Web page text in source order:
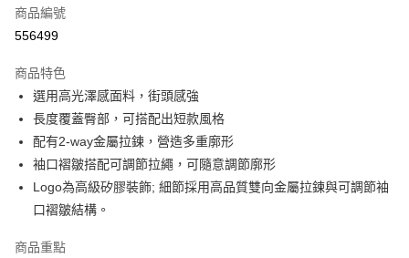
Apple Pay
AlipayHK
WeChat Pay
送貨方式
商品編號
556499
商品特色
選用高光澤感面料，街頭感強
長度覆蓋臀部，可搭配出短款風格
配有2-way金屬拉鍊，營造多重廓形
袖口褶皺搭配可調節拉繩，可隨意調節廓形
Logo為高級矽膠裝飾; 細節採用高品質雙向金屬拉鍊與可調節袖
口褶皺結構。
商品重點